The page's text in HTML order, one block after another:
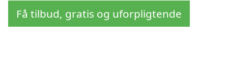
Få tilbud, gratis og uforpligtende